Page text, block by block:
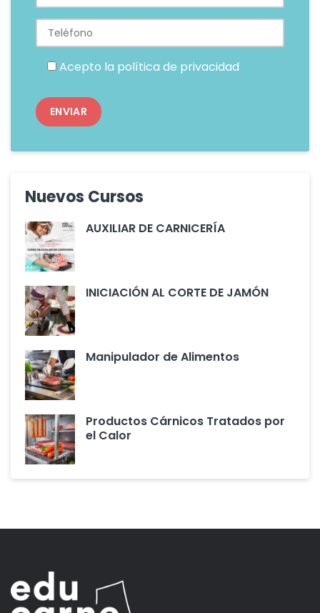
Acepto la política de privacidad
Nuevos Cursos
AUXILIAR DE CARNICERÍA
INICIACIÓN AL CORTE DE JAMÓN
Manipulador de Alimentos
Productos Cárnicos Tratados por
el Calor